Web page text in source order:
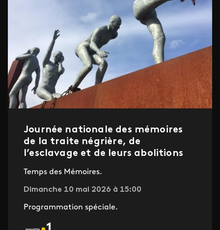
Journée nationale des mémoires
de la traite négrière, de
l’esclavage et de leurs abolitions
Temps des Mémoires.
Dimanche 10 mai 2026 à 15:00
Programmation spéciale.